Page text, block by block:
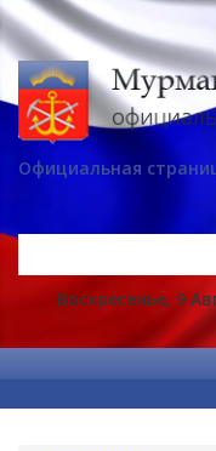
Официальная
Воскресенье, 9